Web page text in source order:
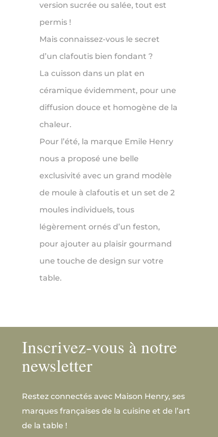
version sucrée ou salée, tout est
permis !
Mais connaissez-vous le secret
d’un clafoutis bien fondant ?
La cuisson dans un plat en
céramique évidemment, pour une
diffusion douce et homogène de la
chaleur.
Pour l’été, la marque Emile Henry
nous a proposé une belle
exclusivité avec un grand modèle
de moule à clafoutis et un set de 2
moules individuels, tous
légèrement ornés d’un feston,
pour ajouter au plaisir gourmand
une touche de design sur votre
table.
Inscrivez-vous à notre
newsletter
Restez connectés avec Maison Henry, ses
marques françaises de la cuisine et de l’art
de la table !